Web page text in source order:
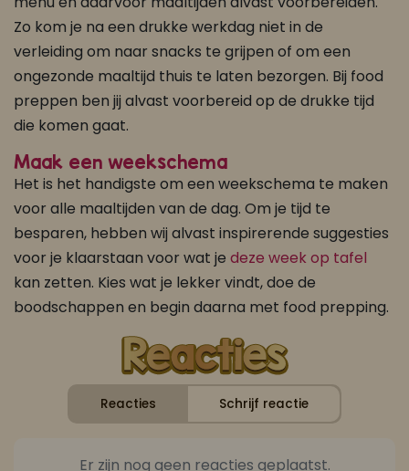
Zo kom je na een drukke werkdag niet in de
verleiding om naar snacks te grijpen of om een
ongezonde maaltijd thuis te laten bezorgen. Bij food
preppen ben jij alvast voorbereid op de drukke tijd
die komen gaat.
Maak een weekschema
Het is het handigste om een weekschema te maken
voor alle maaltijden van de dag. Om je tijd te
besparen, hebben wij alvast inspirerende suggesties
voor je klaarstaan voor wat je deze week op tafel
kan zetten. Kies wat je lekker vindt, doe de
boodschappen en begin daarna met food prepping.
Reacties Schrijf reactie
Er zijn nog geen reacties geplaatst.